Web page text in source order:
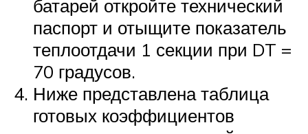
батарей откройте технический
паспорт и отыщите показатель
теплоотдачи 1 секции при DT =
70 градусов.
Ниже представлена таблица
готовых коэффициентов